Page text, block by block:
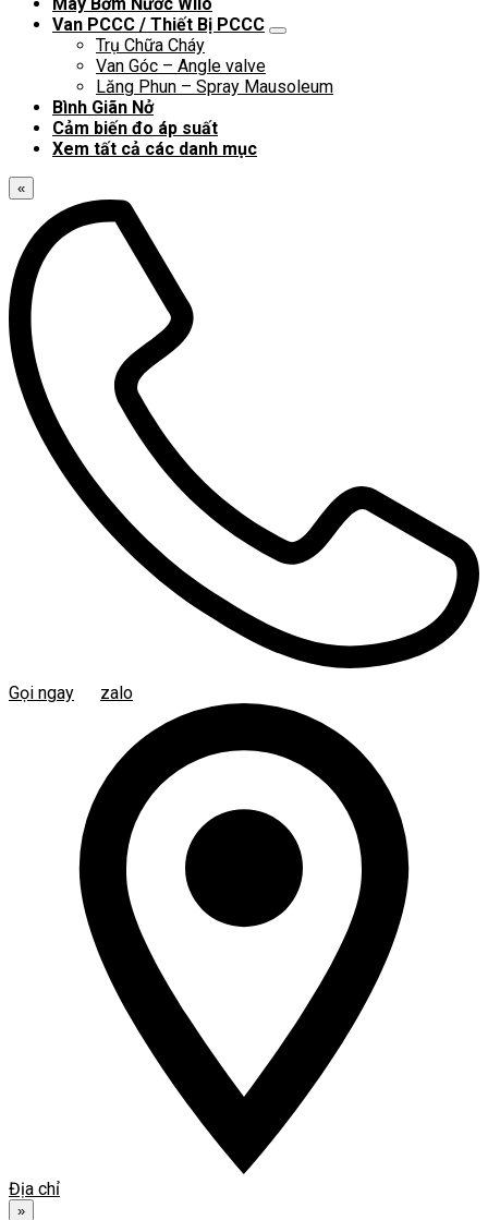
Van PCCC / Thiết Bị PCCC
Trụ Chữa Cháy
Van Góc – Angle valve
Lăng Phun – Spray Mausoleum
Bình Giãn Nở
Cảm biến đo áp suất
Xem tất cả các danh mục
«
Gọi ngay zalo
Địa chỉ
»